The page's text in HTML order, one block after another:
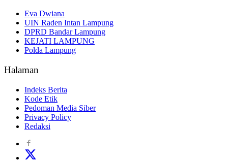
Eva Dwiana
UIN Raden Intan Lampung
DPRD Bandar Lampung
KEJATI LAMPUNG
Polda Lampung
Halaman
Indeks Berita
Kode Etik
Pedoman Media Siber
Privacy Policy
Redaksi